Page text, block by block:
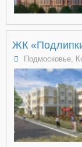
ЖК
Подмосковье,